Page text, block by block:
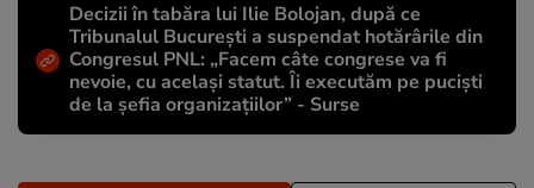
Decizii în tabăra lui Ilie Bolojan, după ce
Tribunalul București a suspendat hotărârile din
Congresul PNL: „Facem câte congrese va fi
nevoie, cu același statut. Îi executăm pe puciști
de la șefia organizațiilor” - Surse